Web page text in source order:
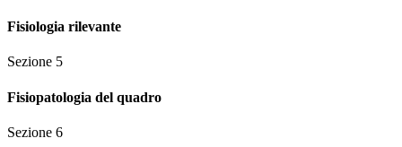
Fisiologia rilevante
Sezione 5
Fisiopatologia del quadro
Sezione 6